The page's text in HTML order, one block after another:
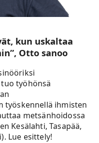
kun uskaltaa
Otto sanoo
työhönsä
työskennellä ihmisten
metsänhoidossa
Kesälahti, Tasapää,
Lue esittely!